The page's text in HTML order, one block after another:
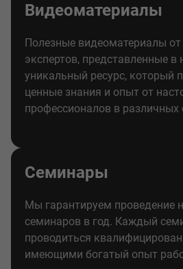
Видеоматериалы
Полезные видеоматериалы
экспертов, представленные в
уникальный ресурс, который
ценные знания и опыт от
профессионалов в различных
Семинары
Мы гарантируем проведение
семинаров в год. Каждый
проводиться
имеющими богатый опыт